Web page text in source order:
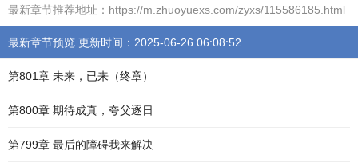
最新章节推荐地址：https://m.zhuoyuexs.com/zyxs/115586185.html
最新章节预览 更新时间：2025-06-26 06:08:52
第801章 未来，已来（终章）
第800章 期待成真，夸父逐日
第799章 最后的障碍我来解决